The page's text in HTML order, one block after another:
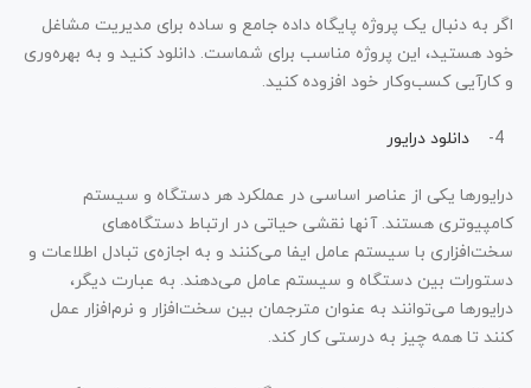
اگر به دنبال یک پروژه پایگاه داده جامع و ساده برای مدیریت مشاغل
خود هستید، این پروژه مناسب برای شماست. دانلود کنید و به بهره‌وری
و کارآیی کسب‌وکار خود افزوده کنید.
4- دانلود درایور
درایورها یکی از عناصر اساسی در عملکرد هر دستگاه و سیستم
کامپیوتری هستند. آنها نقشی حیاتی در ارتباط دستگاه‌های
سخت‌افزاری با سیستم عامل ایفا می‌کنند و به اجازه‌ی تبادل اطلاعات و
دستورات بین دستگاه و سیستم عامل می‌دهند. به عبارت دیگر،
درایورها می‌توانند به عنوان مترجمان بین سخت‌افزار و نرم‌افزار عمل
کنند تا همه چیز به درستی کار کند.